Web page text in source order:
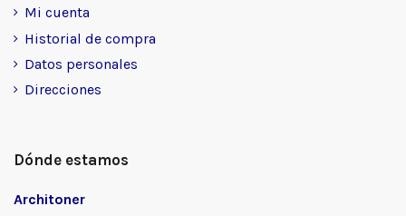
Mi cuenta
Historial de compra
Datos personales
Direcciones
Dónde estamos
Architoner